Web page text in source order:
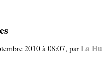
2010 à 08:07, parLa